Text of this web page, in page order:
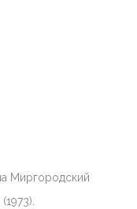
Миргородский